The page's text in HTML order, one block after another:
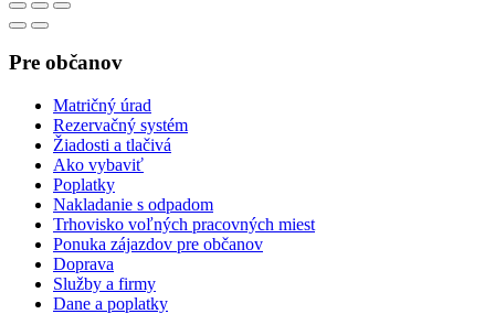
Pre občanov
Matričný úrad
Rezervačný systém
Žiadosti a tlačivá
Ako vybaviť
Poplatky
Nakladanie s odpadom
Trhovisko voľných pracovných miest
Ponuka zájazdov pre občanov
Doprava
Služby a firmy
Dane a poplatky